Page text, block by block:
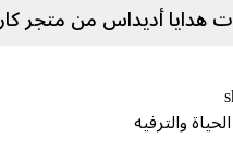
هدايا أديداس من متجر
والترفيه